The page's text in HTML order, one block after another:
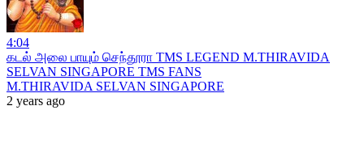
4:04
கடல் அலை பாயும் செந்தூரா TMS LEGEND M.THIRAVIDA
SELVAN SINGAPORE TMS FANS
M.THIRAVIDA SELVAN SINGAPORE
2 years ago